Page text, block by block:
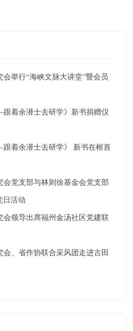
举行“海峡文脉大讲堂”暨会员
着余潜士去研学》新书捐赠仪
着余潜士去研学》 新书在榕首
会党支部与林则徐基金会党支部
日活动
会领导出席福州金汤社区党建联
、省作协联合采风团走进古田